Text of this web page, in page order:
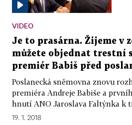
VIDEO
Je to prasárna. Žijeme v
můžete objednat trestní
premiér Babiš před
Poslanecká sněmovna znovu
premiéra Andreje Babiše a
hnutí ANO Jaroslava Faltýnka k
19. 1. 2018